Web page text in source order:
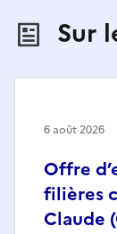
Sur
Offre
filières
Claude
6 août 2026